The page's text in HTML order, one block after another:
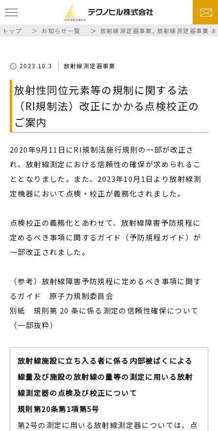
トップ お知らせ一覧 放射線測定器事業, 放射線測定器事業
2023.10.3 放射線測定器事業
放射性同位元素等の規制に関する法
（RI規制法）改正にかかる点検校正の
ご案内
2020年9月11日にRI規制法施行規則の一部が改正さ
れ、放射線測定における信頼性の確保が求められるこ
ととなりました。また、2023年10月1日より放射線測
定機器において点検・校正が義務化されました。
点検校正の義務化とあわせて、放射線障害予防規程に
定めるべき事項に関するガイド（予防規程ガイド）が
一部改正されました。
（参考）放射線障害予防規程に定めるべき事項に関す
るガイド 原子力規制委員会
別紙 規則第 20 条に係る測定の信頼性確保について
（一部抜粋）
放射線施設に立ち入る者に係る内部被ばくによる
線量及び施設の放射線の量等の測定に用いる放射
線測定器の点検及び校正について
規則第20条第1項第5号
第2号の測定に用いる放射線測定器については、点